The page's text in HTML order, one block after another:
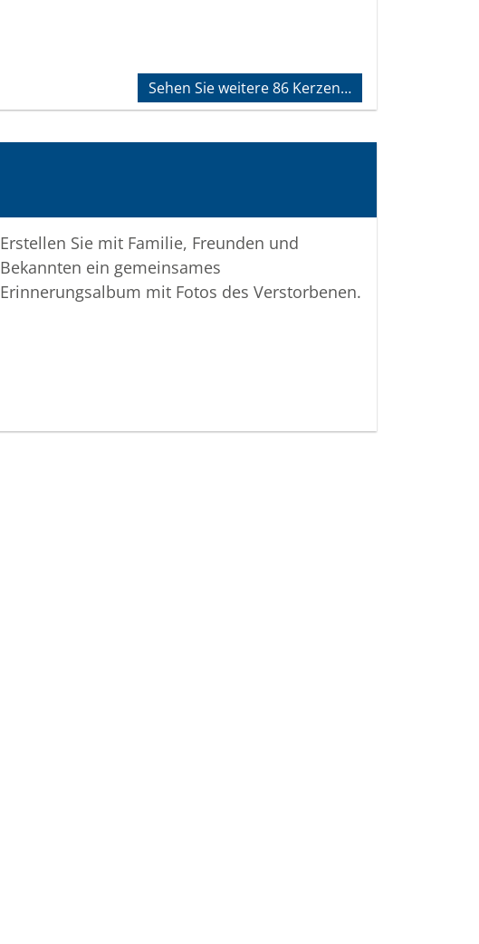
Sehen Sie weitere 86 Kerzen…
Erstellen Sie mit Familie, Freunden und
Bekannten ein gemeinsames
Erinnerungsalbum mit Fotos des Verstorbenen.